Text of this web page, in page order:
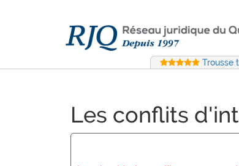
Trousse
Les conflits